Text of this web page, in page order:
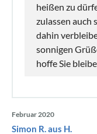
heißen zu
zulassen auch
dahin
sonnigen
hoffe Sie
Februar 2020
Simon R. aus H.